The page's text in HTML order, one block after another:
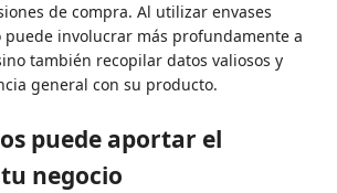
de compra. Al utilizar envases
puede involucrar más profundamente a
también recopilar datos valiosos y
general con su producto.
puede aportar el
negocio